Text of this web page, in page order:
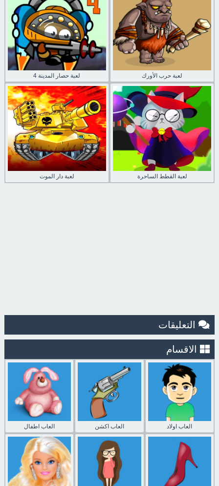
لعبة حصار المدينة 4 لعبة حرب الأورك
لعبة دار الموت لعبة القطط الساحرة
التعليقات
الاقسام
العاب اطفال العاب اكشن العاب اولاد